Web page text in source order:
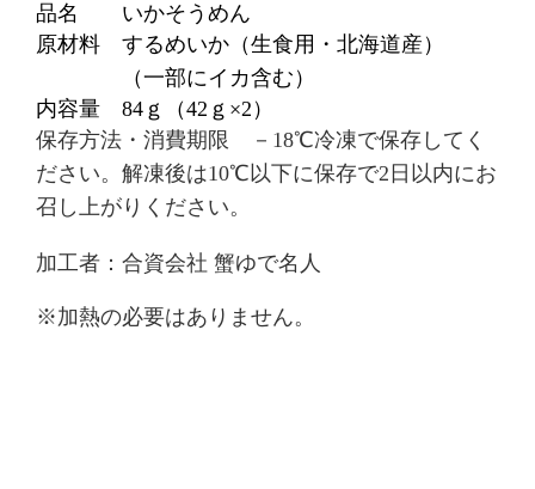
品名 いかそうめん
原材料 するめいか（生食用・北海道産）
（一部にイカ含む）
内容量 84ｇ（42ｇ×2）
保存方法・消費期限 －18℃冷凍で保存してく
ださい。解凍後は10℃以下に保存で2日以内にお
召し上がりください。
加工者：合資会社 蟹ゆで名人
※加熱の必要はありません。